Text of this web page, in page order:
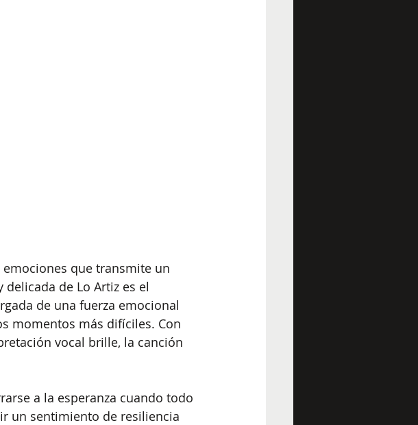
emociones que transmite un
delicada de Lo Artiz es el
de una fuerza emocional
momentos más difíciles. Con
vocal brille, la canción
a la esperanza cuando todo
un sentimiento de resiliencia